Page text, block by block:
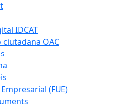
IDCAT
OAC
(FUE)